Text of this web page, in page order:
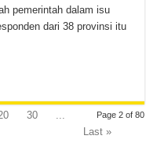
pemerintah dalam isu
dari 38 provinsi itu
Page 2 of 80
30
Last »